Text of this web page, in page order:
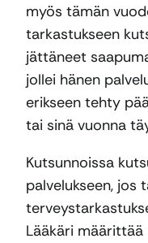
myös tämän
tarkastukseen
jättäneet
jollei hänen
erikseen tehty
tai sinä vuonna
Kutsunnoissa
palvelukseen, jos
Lääkäri määrittää